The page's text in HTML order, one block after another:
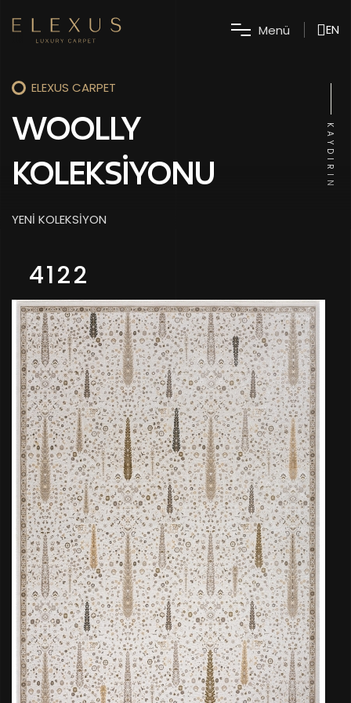
Menü EN
ELEXUS CARPET
WOOLLY
KOLEKSIYONU
YENİ KOLEKSİYON
KAYDIRIN
4122